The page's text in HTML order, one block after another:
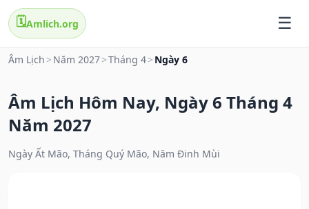
🗓️Amlich.org
Âm Lịch > Năm 2027>Tháng 4> Ngày 6
Âm Lịch Hôm Nay, Ngày 6 Tháng 4
Năm 2027
Ngày Ất Mão, Tháng Quý Mão, Năm Đinh Mùi